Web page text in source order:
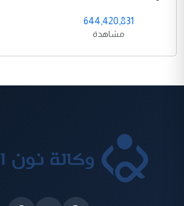
644,420,831
مشاهدة